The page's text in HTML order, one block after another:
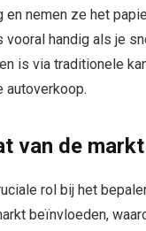
nemen ze het
handig als je
is via traditionele
autoverkoop.
van de
rol bij het
beïnvloeden,